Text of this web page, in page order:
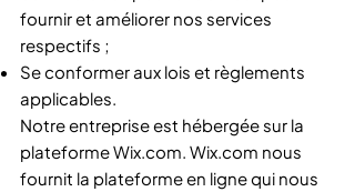
fournir et améliorer nos services
respectifs ;
Se conformer aux lois et règlements
applicables.
Notre entreprise est hébergée sur la
plateforme Wix.com. Wix.com nous
fournit la plateforme en ligne qui nous